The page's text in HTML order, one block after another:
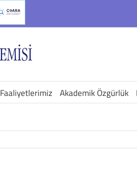
Faaliyetlerimiz Akademik Özgürlük